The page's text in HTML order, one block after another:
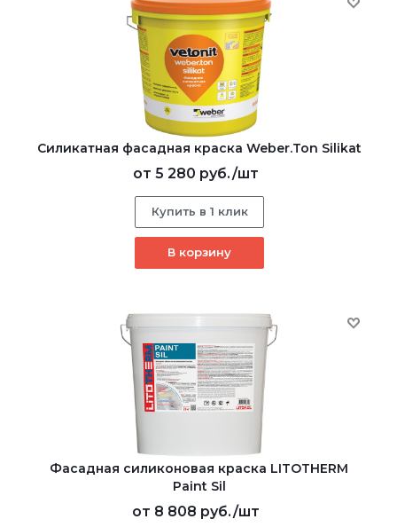
Cиликатная фасадная краска Weber.Ton Silikat
от 5 280 руб./шт
Купить в 1 клик
В корзину
Фасадная силиконовая краска LITOTHERM
Paint Sil
от 8 808 руб./шт